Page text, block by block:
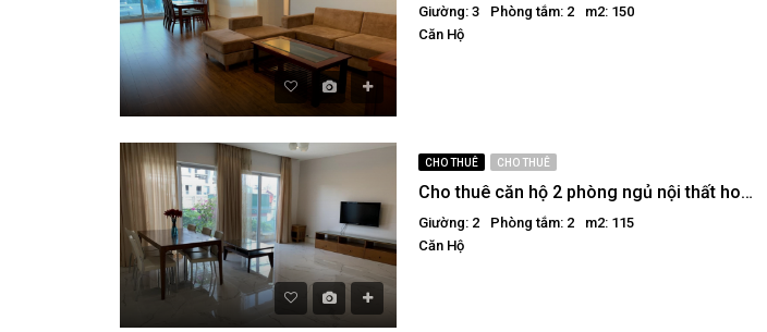
Giường: 3 Phòng tắm: 2
m2: 150
Căn Hộ
CHO THUÊ CHO THUÊ
Cho thuê căn hộ 2 phòng ngủ nội thất hoàn toàn mới tại Golden Westlake
Giường: 2 Phòng tắm: 2
m2: 115
Căn Hộ